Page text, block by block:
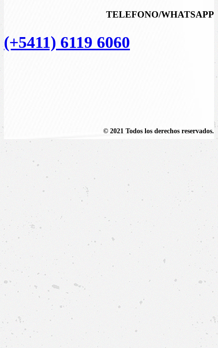
TELEFONO/WHATSAPP
(+5411) 6119 6060
© 2021 Todos los derechos reservados.